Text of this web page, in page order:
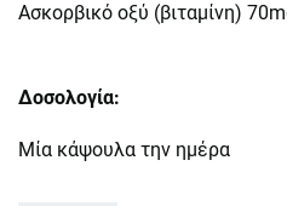
Ασκορβικό οξύ (βιταμίνη)
Δοσολογία:
Μία κάψουλα την ημέρα